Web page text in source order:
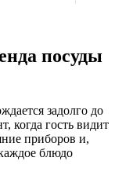
посуды
задолго до
когда гость видит
приборов и,
блюдо